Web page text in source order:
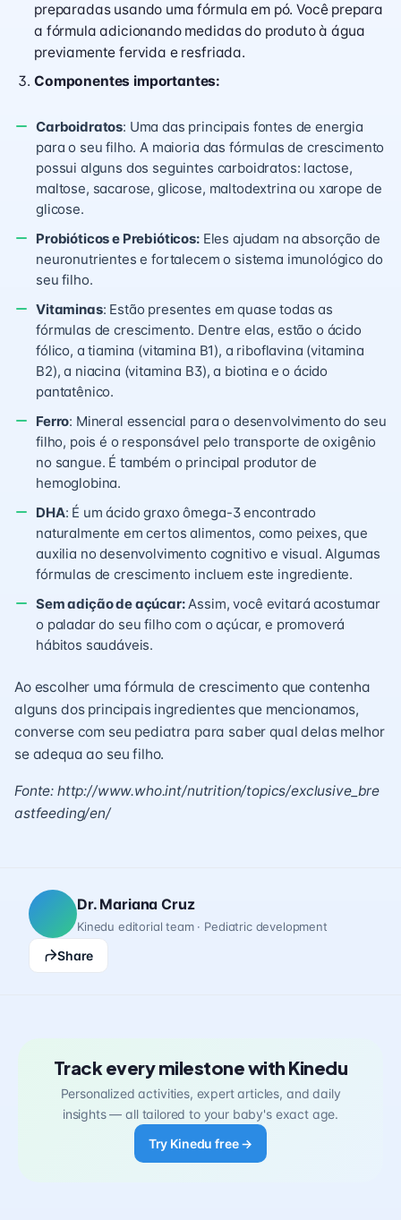
preparadas usando uma fórmula em pó. Você prepara
a fórmula adicionando medidas do produto à água
previamente fervida e resfriada.
Componentes importantes:
Carboidratos: Uma das principais fontes de energia
para o seu filho. A maioria das fórmulas de crescimento
possui alguns dos seguintes carboidratos: lactose,
maltose, sacarose, glicose, maltodextrina ou xarope de
glicose.
Probióticos e Prebióticos:Eles ajudam na absorção de
neuronutrientes e fortalecem o sistema imunológico do
seu filho.
Vitaminas: Estão presentes em quase todas as
fórmulas de crescimento. Dentre elas, estão o ácido
fólico, a tiamina (vitamina B1), a riboflavina (vitamina
B2), a niacina (vitamina B3), a biotina e o ácido
pantatênico.
Ferro: Mineral essencial para o desenvolvimento do seu
filho, pois é o responsável pelo transporte de oxigênio
no sangue. É também o principal produtor de
hemoglobina.
DHA: É um ácido graxo ômega-3 encontrado
naturalmente em certos alimentos, como peixes, que
auxilia no desenvolvimento cognitivo e visual. Algumas
fórmulas de crescimento incluem este ingrediente.
Sem adição de açúcar:Assim, você evitará acostumar
o paladar do seu filho com o açúcar, e promoverá
hábitos saudáveis.
Ao escolher uma fórmula de crescimento que contenha
alguns dos principais ingredientes que mencionamos,
converse com seu pediatra para saber qual delas melhor
se adequa ao seu filho.
Fonte: http://www.who.int/nutrition/topics/exclusive_bre
astfeeding/en/
Dr. Mariana Cruz
Kinedu editorial team · Pediatric development
Share
Track every milestone with Kinedu
Personalized activities, expert articles, and daily
insights — all tailored to your baby's exact age.
Try Kinedu free →